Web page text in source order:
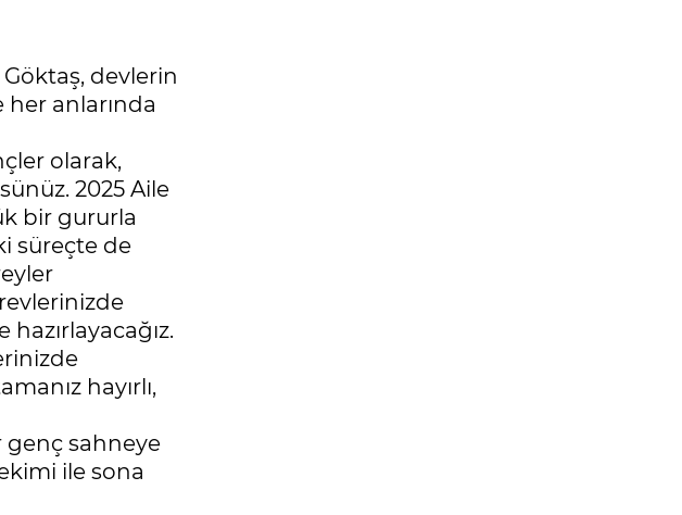
devlerin
anlarında
olarak,
2025 Aile
bir gururla
süreçte de
hayırlı,
genç sahneye
ile sona